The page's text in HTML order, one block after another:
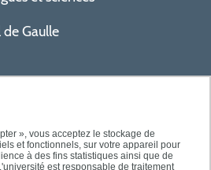
», vous acceptez le stockage de
et fonctionnels, sur votre appareil pour
à des fins statistiques ainsi que de
est responsable de traitement
de Gaulle